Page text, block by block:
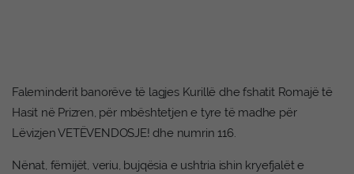
Faleminderit banorëve të lagjes Kurillë dhe fshatit Romajë të
Hasit në Prizren, për mbështetjen e tyre të madhe për
Lëvizjen VETËVENDOSJE! dhe numrin 116.
Nënat, fëmijët, veriu, bujqësia e ushtria ishin kryefjalët e